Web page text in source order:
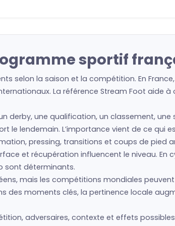
sportif
selon la saison et la compétition. En
La référence Stream Foot aide
derby, une qualification, un classement,
le lendemain. L’importance vient de ce qui
pressing, transitions et coups de pied
et récupération influencent le niveau. En
sont déterminants.
mais les compétitions mondiales
des moments clés, la pertinence locale
adversaires, contexte et effets